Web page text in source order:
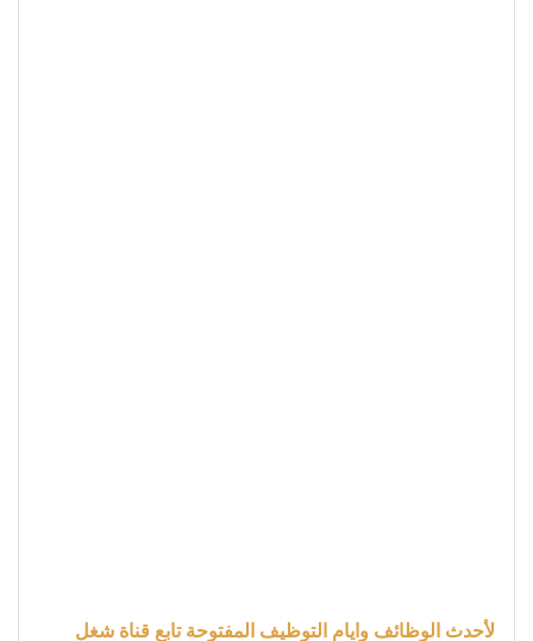
لأحدث الوظائف وايام التوظيف المفتوحة تابع قناة شغل